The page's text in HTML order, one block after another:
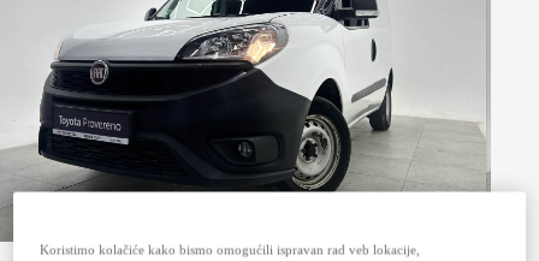
Koristimo kolačiće kako bismo omogućili ispravan rad veb lokacije,